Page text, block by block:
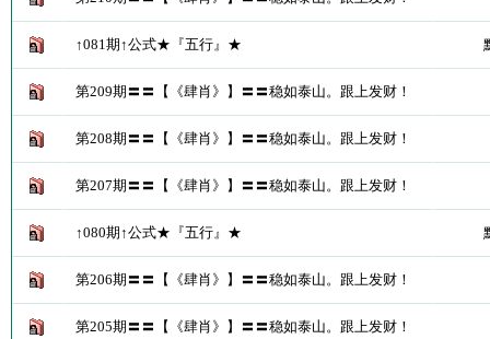
↑081期↑公式★『五行』★
第209期〓〓【《肆肖》】〓〓稳如泰山。跟上发财！
第208期〓〓【《肆肖》】〓〓稳如泰山。跟上发财！
第207期〓〓【《肆肖》】〓〓稳如泰山。跟上发财！
↑080期↑公式★『五行』★
第206期〓〓【《肆肖》】〓〓稳如泰山。跟上发财！
第205期〓〓【《肆肖》】〓〓稳如泰山。跟上发财！